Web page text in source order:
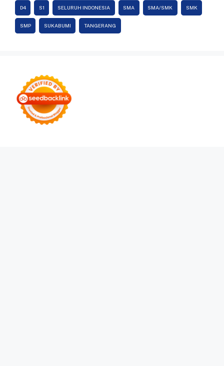
D4 S1 SELURUH INDONESIA SMA SMA/SMK SMK
SMP SUKABUMI TANGERANG